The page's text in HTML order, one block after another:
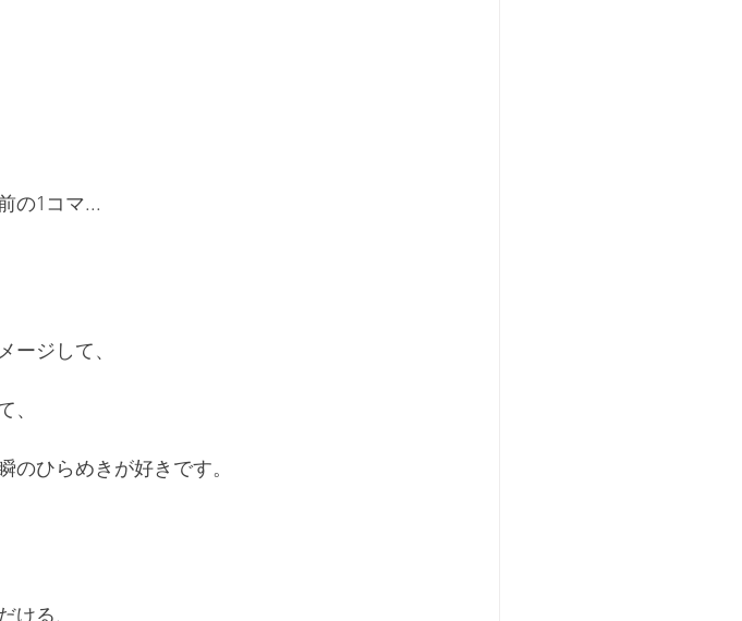
の1コマ...
ージして、
、
ひらめきが好きです。
ける、